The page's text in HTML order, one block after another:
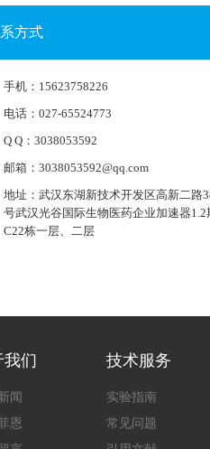
方式
手机：15623758226
电话：027-65524773
Q Q：3038053592
邮箱： 3038053592@qq.com
地址：武汉东湖新技术开发区高新二路
号武汉光谷国际生物医药企业加速器1.2
C22栋一层、二层
我们
闻
恩
技术服务
实验指南
常见问题